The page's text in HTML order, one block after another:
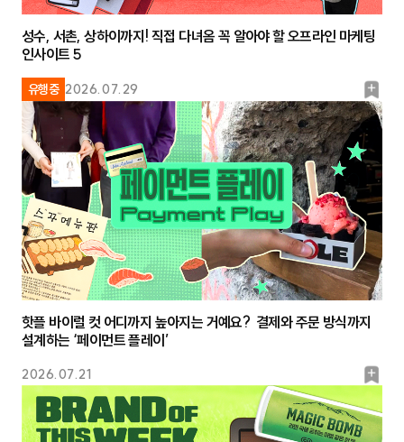
유행중 2026.07.29
북
마
크
성수, 서촌, 상하이까지! 직접 다녀옴 꼭 알아야 할 오프라인 마케팅
인사이트 5
2026.07.21
북
마
크
핫플 바이럴 컷 어디까지 높아지는 거예요? 결제와 주문 방식까지
설계하는 ‘페이먼트 플레이’